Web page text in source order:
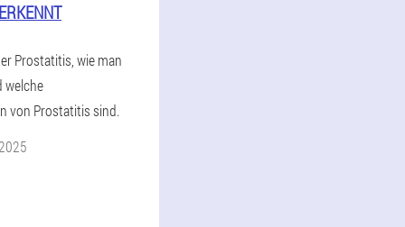
Prostatitis, wie man
welche
von Prostatitis sind.